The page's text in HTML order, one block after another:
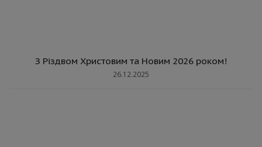
З Різдвом Христовим та Новим 2026 роком!
26.12.2025